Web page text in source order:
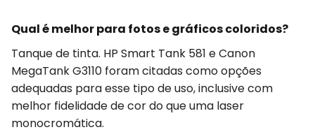
Qual é melhor para fotos e gráficos coloridos?
Tanque de tinta. HP Smart Tank 581 e Canon
MegaTank G3110 foram citadas como opções
adequadas para esse tipo de uso, inclusive com
melhor fidelidade de cor do que uma laser
monocromática.